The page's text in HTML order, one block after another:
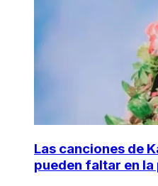
Las canciones de
pueden faltar en